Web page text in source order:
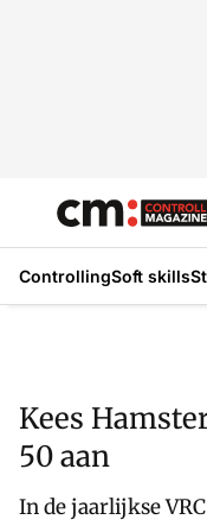
ControllingSoft skills
Kees
50 aan
In de jaarlijkse